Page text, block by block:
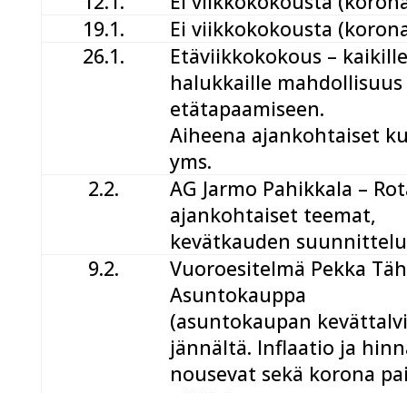
19.1.
Ei viikkokokousta
26.1.
Etäviikkokokous – kaikille
halukkaille mahdollisuus
etätapaamiseen.
Aiheena ajankohtaiset
yms.
2.2.
AG Jarmo Pahikkala –
ajankohtaiset teemat,
kevätkauden
9.2.
Vuoroesitelmä Pekka
Asuntokauppa
(asuntokaupan
jännältä. Inflaatio ja
nousevat sekä korona